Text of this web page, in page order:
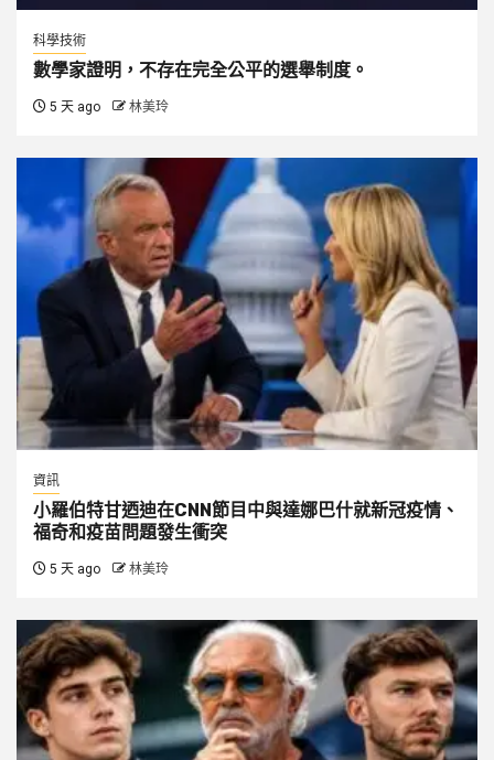
科學技術
數學家證明，不存在完全公平的選舉制度。
5 天 ago 林美玲
資訊
小羅伯特甘迺迪在CNN節目中與達娜巴什就新冠疫情、
福奇和疫苗問題發生衝突
5 天 ago 林美玲